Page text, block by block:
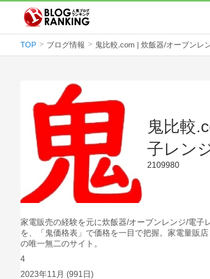
TOP ブログ情報
鬼比較
子レン
2109980
家電販売の経験を元に炊飯器/オーブンレンジ/電
を、「鬼価格表」で価格を一目で把握。家電量販
の唯一無二のサイト。
4
2023年11月 (991日)